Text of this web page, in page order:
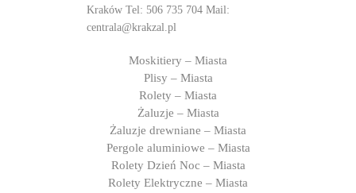
Kraków Tel: 506 735 704 Mail:
centrala@krakzal.pl
Moskitiery – Miasta
Plisy – Miasta
Rolety – Miasta
Żaluzje – Miasta
Żaluzje drewniane – Miasta
Pergole aluminiowe – Miasta
Rolety Dzień Noc – Miasta
Rolety Elektryczne – Miasta